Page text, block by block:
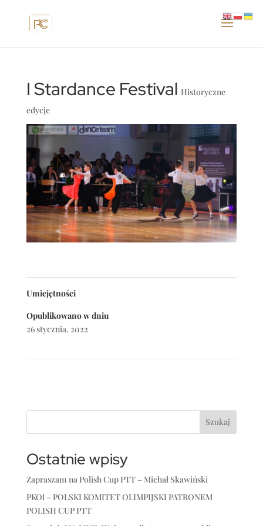
I Stardance Festival Historyczne
edycje
Umiejętności
Opublikowano w dniu
26 stycznia, 2022
Szukaj
Ostatnie wpisy
Zapraszam na Polish Cup PTT – Michał Skawiński
PKOl – POLSKI KOMITET OLIMPIJSKI PATRONEM
POLISH CUP PTT